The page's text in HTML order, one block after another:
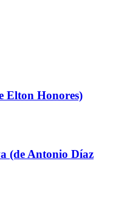
Elton Honores)
(de Antonio Díaz